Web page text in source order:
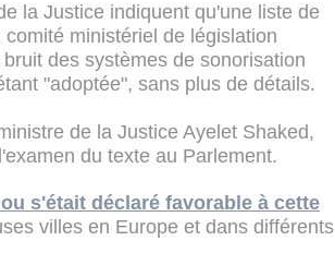
la Justice indiquent qu'une liste de
ministériel de législation
des systèmes de sonorisation
"adoptée", sans plus de détails.
de la Justice Ayelet Shaked,
du texte au Parlement.
s'était déclaré favorable à cette
villes en Europe et dans différents